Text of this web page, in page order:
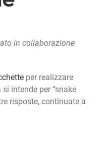
in collaborazione
per realizzare
intende per “snake
risposte, continuate a